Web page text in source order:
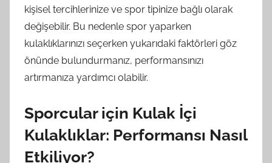
kişisel tercihlerinize ve spor tipinize bağlı olarak
değişebilir. Bu nedenle spor yaparken
kulaklıklarınızı seçerken yukarıdaki faktörleri göz
önünde bulundurmanız, performansınızı
artırmanıza yardımcı olabilir.
Sporcular için Kulak İçi
Kulaklıklar: Performansı Nasıl
Etkiliyor?